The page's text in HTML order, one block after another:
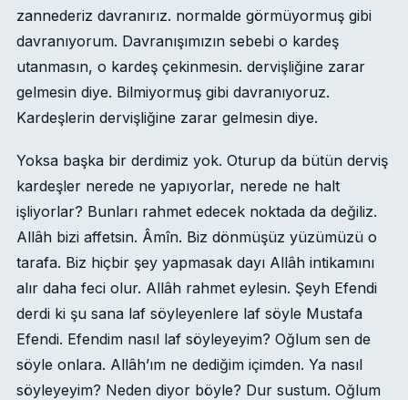
zannederiz davranırız. normalde görmüyormuş gibi
davranıyorum. Davranışımızın sebebi o kardeş
utanmasın, o kardeş çekinmesin. dervişliğine zarar
gelmesin diye. Bilmiyormuş gibi davranıyoruz.
Kardeşlerin dervişliğine zarar gelmesin diye.
Yoksa başka bir derdimiz yok. Oturup da bütün derviş
kardeşler nerede ne yapıyorlar, nerede ne halt
işliyorlar? Bunları rahmet edecek noktada da değiliz.
Allâh bizi affetsin. Âmîn. Biz dönmüşüz yüzümüzü o
tarafa. Biz hiçbir şey yapmasak dayı Allâh intikamını
alır daha feci olur. Allâh rahmet eylesin. Şeyh Efendi
derdi ki şu sana laf söyleyenlere laf söyle Mustafa
Efendi. Efendim nasıl laf söyleyeyim? Oğlum sen de
söyle onlara. Allâh’ım ne dediğim içimden. Ya nasıl
söyleyeyim? Neden diyor böyle? Dur sustum. Oğlum